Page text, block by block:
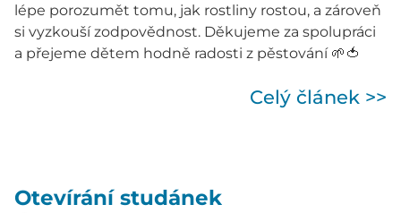
lépe porozumět tomu, jak rostliny rostou, a zároveň
si vyzkouší zodpovědnost. Děkujeme za spolupráci
a přejeme dětem hodně radosti z pěstování 🌱🍅
Celý článek >>
Otevírání studánek